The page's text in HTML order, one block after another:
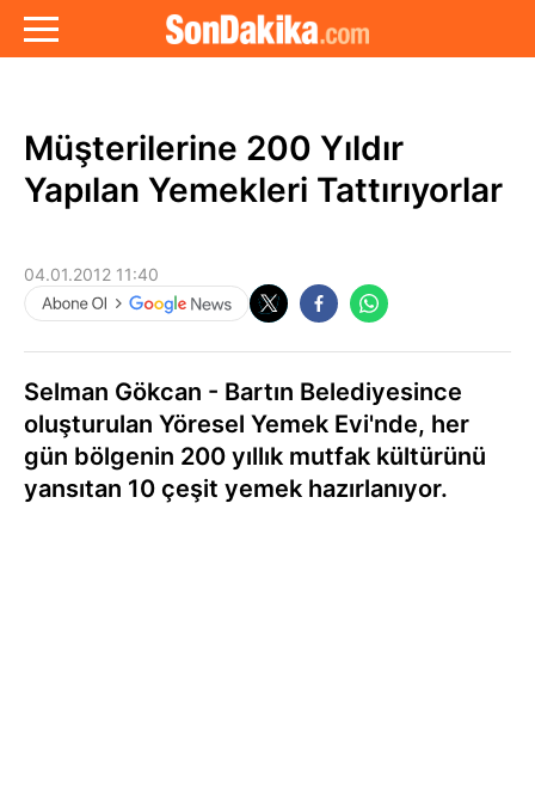
Müşterilerine 200 Yıldır
Yapılan Yemekleri Tattırıyorlar
04.01.2012 11:40
Selman Gökcan - Bartın Belediyesince
oluşturulan Yöresel Yemek Evi'nde, her
gün bölgenin 200 yıllık mutfak kültürünü
yansıtan 10 çeşit yemek hazırlanıyor.